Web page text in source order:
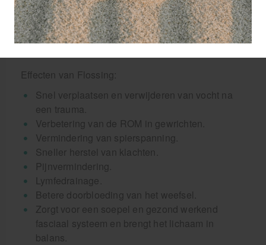
proces enkele keren herhalen. Het is een korte
behandeling en het resultaat is direct meetbaar, wel
is de behandeling vaak onaangenaam en pijnlijk,
met name in het begin.
Effecten van Flossing:
Snel verplaatsen en verwijderen van vocht na
een trauma.
Verbetering van de ROM in gewrichten.
Vermindering van spierspanning.
Sneller herstel van klachten.
Pijnvermindering.
Lymfedrainage.
Betere doorbloeding van het weefsel.
Zorgt voor een soepel en gezond werkend
fasciaal systeem en brengt het lichaam in
balans.